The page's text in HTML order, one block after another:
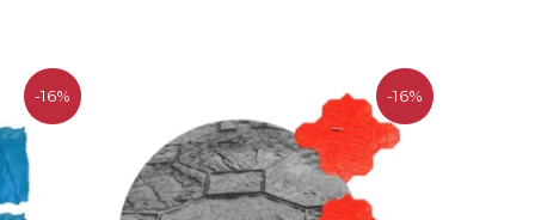
-16% -16%
original
era:
$559.100.
precio
actual
es:
$468.000.